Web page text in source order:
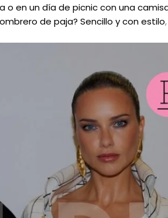
o en un día de picnic con una
de paja? Sencillo y con estilo,